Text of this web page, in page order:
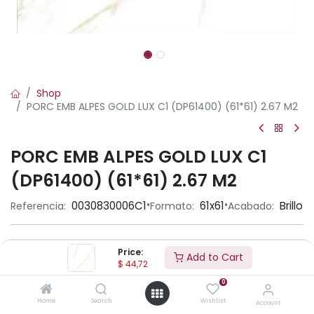
Price:
$ 44,72 Add to Cart
Home Search
0
Wishlist Account
Shop
PORC EMB ALPES GOLD LUX C1 (DP61400) (61*61) 2.67 M2
PORC EMB ALPES GOLD LUX C1
(DP61400) (61*61) 2.67 M2
Referencia: 0030830006C1•Formato: 61x61•Acabado: Brillo
Ambiente
Aplicación